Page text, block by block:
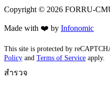
Copyright © 2026 FORRU-
Made with ❤️ by Infonomic
This site is protected by
Policy and Terms of Service apply.
สำรวจ